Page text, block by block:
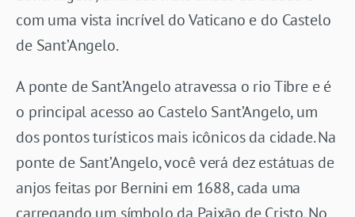
com uma vista incrível do Vaticano e do Castelo
de Sant’Angelo.
A ponte de Sant’Angelo atravessa o rio Tibre e é
o principal acesso ao Castelo Sant’Angelo, um
dos pontos turísticos mais icônicos da cidade. Na
ponte de Sant’Angelo, você verá dez estátuas de
anjos feitas por Bernini em 1688, cada uma
carregando um símbolo da Paixão de Cristo. No